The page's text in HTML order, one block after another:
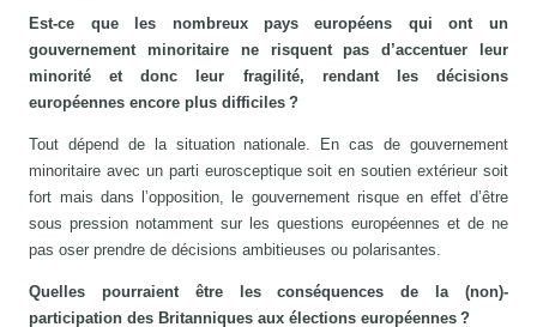
Est-ce que les nombreux pays européens qui ont un
gouvernement minoritaire ne risquent pas d’accentuer leur
minorité et donc leur fragilité, rendant les décisions
européennes encore plus difficiles ?
Tout dépend de la situation nationale. En cas de gouvernement
minoritaire avec un parti eurosceptique soit en soutien extérieur soit
fort mais dans l’opposition, le gouvernement risque en effet d’être
sous pression notamment sur les questions européennes et de ne
pas oser prendre de décisions ambitieuses ou polarisantes.
Quelles pourraient être les conséquences de la (non)-
participation des Britanniques aux élections européennes ?